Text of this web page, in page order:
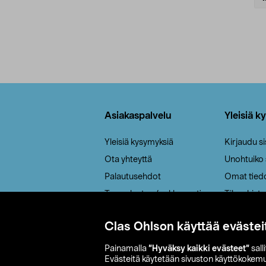
Clas Ohlson käyttää
Painamalla ”Hyväksy kaikki evästeet”
Evästeitä käytetään sivuston
Asiakaspalvelu
Yleisiä kysymyksiä
Ota yhteyttä
Palautusehdot
Tee palautus / reklamaatio
Toimitustavat
Saavutettavuus
Yleisiä
Kirjaudu
Unohtuiko
Omat